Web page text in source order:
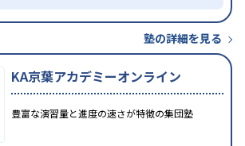
塾の詳細を見る
KA京葉アカデミーオンライン
豊富な演習量と進度の速さが特徴の集団塾